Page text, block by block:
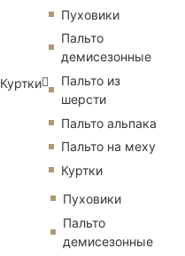
Куртки
Пуховики
Пальто
демисезонные
Пальто из
шерсти
Пальто альпака
Пальто на меху
Куртки
Пуховики
Пальто
демисезонные